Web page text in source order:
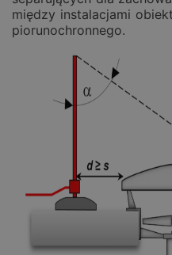
między instalacjami
piorunochronnego.